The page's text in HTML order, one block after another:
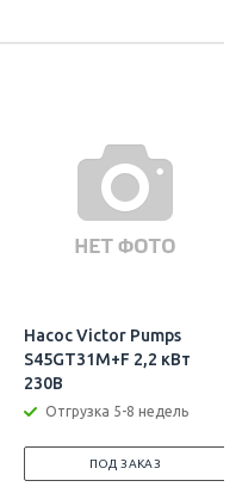
Насос Victor Pumps
S45GT31M+F 2,2 кВт
230В
Отгрузка 5-8 недель
ПОД ЗАКАЗ